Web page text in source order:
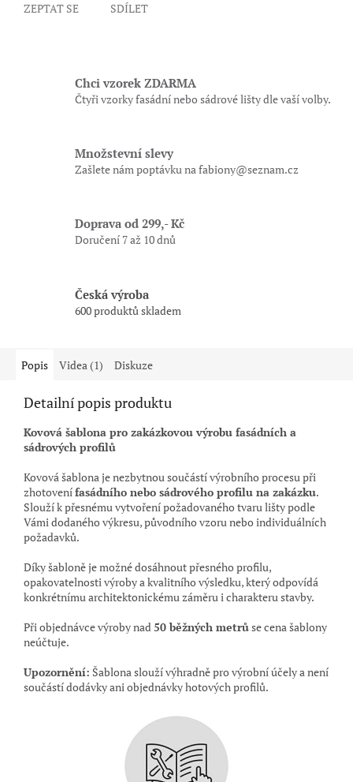
ZEPTAT SE SDÍLET
Chci vzorek ZDARMA
Čtyři vzorky fasádní nebo sádrové lišty dle vaší volby.
Množstevní slevy
Zašlete nám poptávku na fabiony@seznam.cz
Doprava od 299,- Kč
Doručení 7 až 10 dnů
Česká výroba
600 produktů skladem
Popis Videa (1) Diskuze
Detailní popis produktu
Kovová šablona pro zakázkovou výrobu fasádních a
sádrových profilů
Kovová šablona je nezbytnou součástí výrobního procesu při
zhotovenífasádního nebo sádrového profilu na zakázku.
Slouží k přesnému vytvoření požadovaného tvaru lišty podle
Vámi dodaného výkresu, původního vzoru nebo individuálních
požadavků.
Díky šabloně je možné dosáhnout přesného profilu,
opakovatelnosti výroby a kvalitního výsledku, který odpovídá
konkrétnímu architektonickému záměru i charakteru stavby.
Při objednávce výroby nad50 běžných metrůse cena šablony
neúčtuje.
Upozornění: Šablona slouží výhradně pro výrobní účely a není
součástí dodávky ani objednávky hotových profilů.